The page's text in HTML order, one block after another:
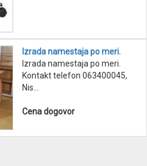
Izrada namestaja po meri.
Izrada namestaja po meri.
Kontakt telefon 063400045,
Nis...
Cena dogovor